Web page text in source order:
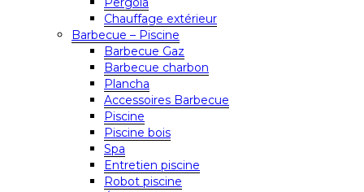
Chauffage extérieur
Barbecue – Piscine
Barbecue Gaz
Barbecue charbon
Plancha
Accessoires Barbecue
Piscine
Piscine bois
Spa
Entretien piscine
Robot piscine